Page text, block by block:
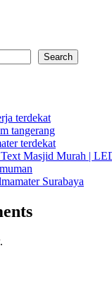
Search
terdekat
tangerang
terdekat
Masjid Murah |
Surabaya